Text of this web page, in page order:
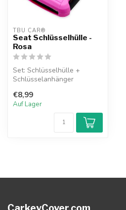
TBU CAR®
Seat Schlüsselhülle -
Rosa
Set: Schlüsselhülle +
Schlüsselanhänger
€8,99
Auf Lager